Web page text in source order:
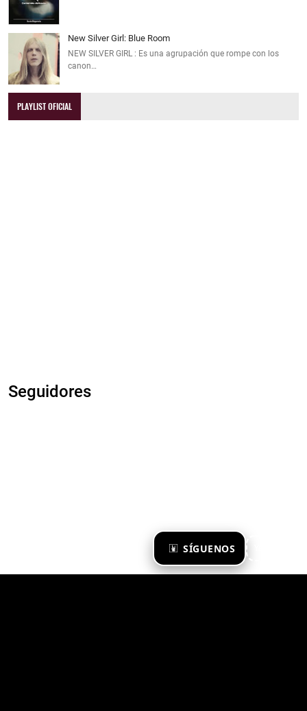
SÍGUENOS
New Silver Girl: Blue Room
NEW SILVER GIRL : Es una agrupación que rompe con los
canon…
PLAYLIST OFICIAL
Seguidores